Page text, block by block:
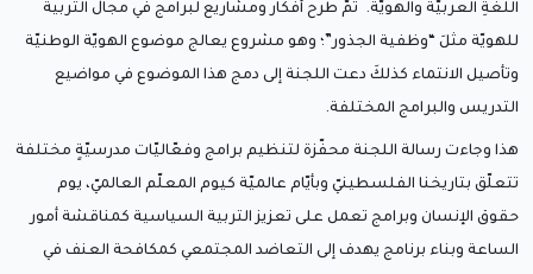
اللغةِ العربيّة والهويّة. تمّ طرح أفكار ومشاريع لبرامج في مجال التربية
للهويّة مثلَ “وظفية الجذور”؛ وهو مشروع يعالج موضوع الهويّة الوطنيّة
وتأصيل الانتماء كذلكَ دعت اللجنة إلى دمج هذا الموضوع في مواضيع
التدريس والبرامج المختلفة.
هذا وجاءت رسالة اللجنة محفّزة لتنظيم برامج وفعّاليّات مدرسيّةٍ مختلفة
تتعلّق بتاريخنا الفلسطينيّ وبأيّام عالميّة كيوم المعلّم العالميّ، يوم
حقوق الإنسان وبرامج تعمل على تعزيز التربية السياسية كمناقشة أمور
الساعة وبناء برنامج يهدف إلى التعاضد المجتمعي كمكافحة العنف في